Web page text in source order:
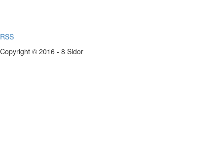
RSS
Copyright © 2016 - 8 Sidor